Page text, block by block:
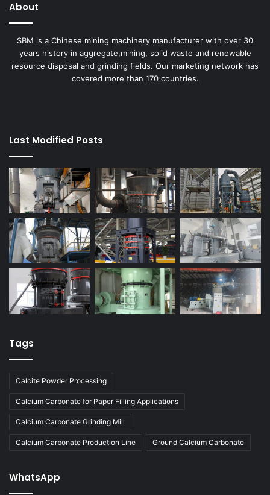
About
SBM is a Chinese mining machinery manufacturer with over 30
years history in aggregate,mining, solid waste and renewable
resource disposal and grinding fields. Our marketing network has
covered more than 170 countries.
Last Modified Posts
Tags
Calcite Powder Processing
Calcium Carbonate for Paper Filling Applications
Calcium Carbonate Grinding Mill
Calcium Carbonate Production Line Ground Calcium Carbonate
WhatsApp